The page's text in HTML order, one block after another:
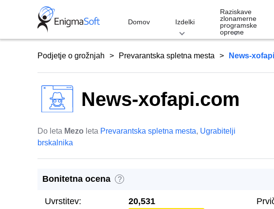
Domov Izdelki
Raziskave
zlonamerne
programske
opreme
Podjetje o grožnjah Prevarantska spletna mesta News-
News-xofapi.com
Do leta Mezo leta Prevarantska spletna mesta, Ugrabitelji
brskalnika
Bonitetna ocena ?
Uvrstitev:
20,531